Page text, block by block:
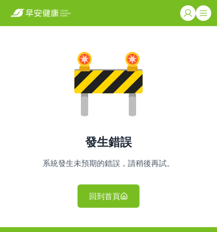
發生錯誤
系統發生未預期的錯誤，請稍後再試。
回到首頁